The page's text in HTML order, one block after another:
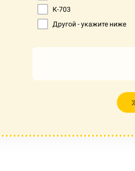
К-703
Другой - укажите ниже